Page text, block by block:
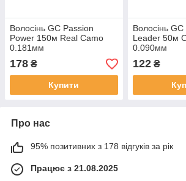
Волосінь GC Passion
Power 150м Real Camo
0.181мм
178 ₴
Купити
Волосінь
Leader 50м
0.090мм
122₴
Про нас
95% позитивних з 178 відгуків за рік
Працює з 21.08.2025